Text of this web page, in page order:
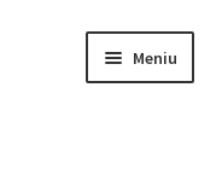
Meniu